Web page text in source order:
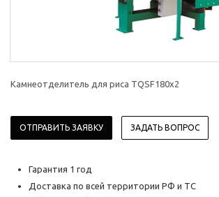
Камнеотделитель для риса TQSF180x2
ОТПРАВИТЬ ЗАЯВКУ ЗАДАТЬ ВОПРОС
Гарантия 1 год
Доставка по всей территории РФ и ТС